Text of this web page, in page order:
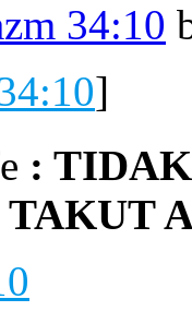
34:10
]
:
TAKUT